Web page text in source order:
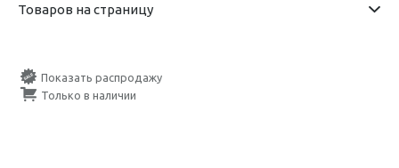
Товаров на страницу
Показать распродажу
Только в наличии